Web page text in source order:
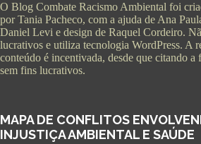
O Blog Combate Racismo Ambiental foi
por Tania Pacheco, com a ajuda de Ana
Daniel Levi e design de Raquel Cordeiro.
lucrativos e utiliza tecnologia WordPress. A
conteúdo é incentivada, desde que citando a
sem fins lucrativos.
MAPA DE CONFLITOS
INJUSTIÇA AMBIENTAL E SAÚDE